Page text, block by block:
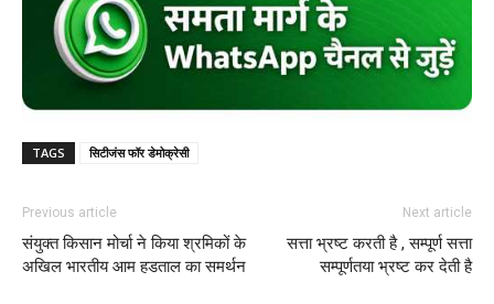
TAGS सिटीजंस फॉर डेमोक्रेसी
Previous article
संयुक्त किसान मोर्चा ने किया श्रमिकों के
अखिल भारतीय आम हडताल का समर्थन
Next article
सत्ता भ्रष्ट करती है , सम्पूर्ण सत्ता
सम्पूर्णतया भ्रष्ट कर देती है